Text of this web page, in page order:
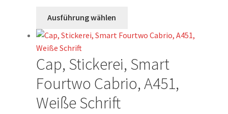
Ausführung wählen
weist
Varianten
Die
Cap, Stickerei, Smart
Fourtwo Cabrio, A451,
Weiße Schrift